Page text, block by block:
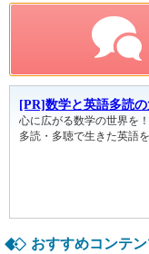
おすすめコンテ